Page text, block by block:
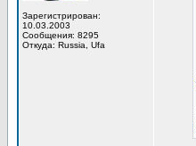
Зарегистрирован:
10.03.2003
Сообщения: 8295
Откуда: Russia, Ufa